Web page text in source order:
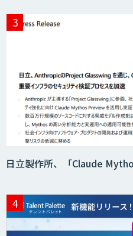
日立製作所、「Claude